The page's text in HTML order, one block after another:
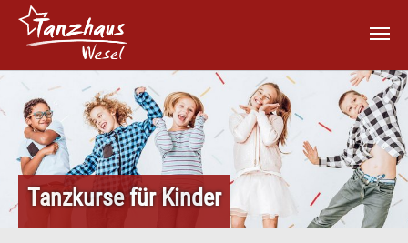
Zum Hauptinhalt springen
Tanzkurse für Kinder